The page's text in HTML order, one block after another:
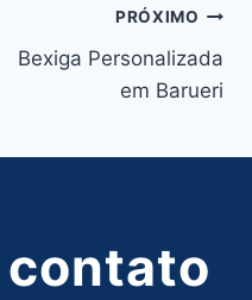
PRÓXIMO
Bexiga Personalizada
em Barueri
contato